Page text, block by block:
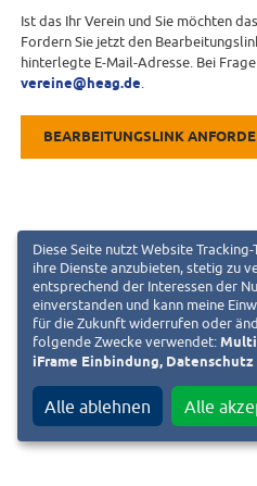
Ist das Ihr Verein und Sie möchten
Fordern Sie jetzt den
hinterlegte E-Mail-Adresse. Bei
vereine@heag.de.
BEARBEITUNGSLINK
Diese Seite nutzt Website
ihre Dienste anzubieten, stetig zu
entsprechend der Interessen der
einverstanden und kann meine
für die Zukunft widerrufen oder
folgende Zwecke verwendet:
iFrame Einbindung,
Alle ablehnen Alle